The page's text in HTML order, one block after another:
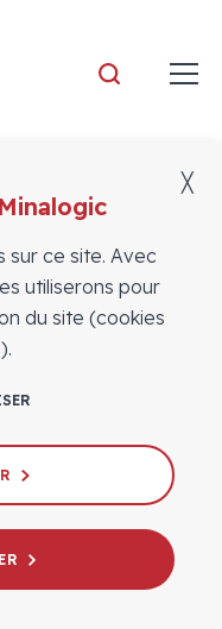
dans
sur ce site. Avec
utiliserons pour
du site (cookies
╳